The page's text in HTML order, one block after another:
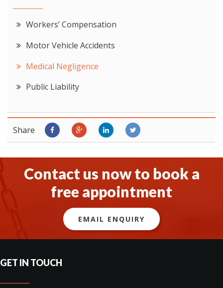
Workers’ Compensation
Motor Vehicle Accidents
Medical Negligence
Public Liability
Share
Contact us now to book a
free appointment
EMAIL ENQUIRY
GET IN TOUCH